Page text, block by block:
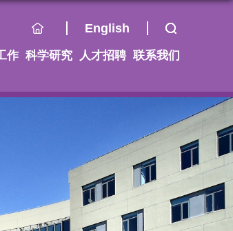
English
作 科学研究 人才招聘 联系我们